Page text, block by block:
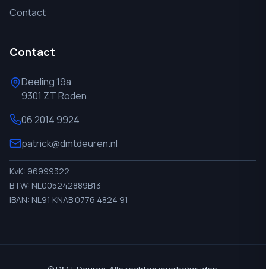
Contact
Contact
Deeling 19a
9301 ZT Roden
06 2014 9924
patrick@dmtdeuren.nl
KvK: 96999322
BTW: NL005242889B13
IBAN: NL91 KNAB 0776 4824 91